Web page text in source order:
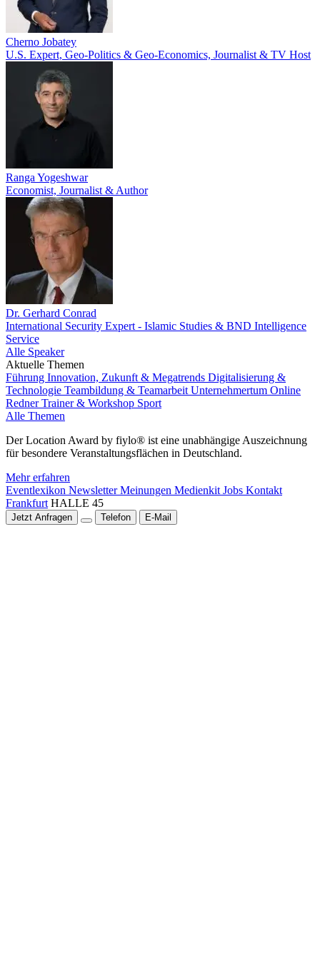
Cherno Jobatey
U.S. Expert, Geo-Politics & Geo-Economics, Journalist & TV Host
Ranga Yogeshwar
Economist, Journalist & Author
Dr. Gerhard Conrad
International Security Expert - Islamic Studies & BND Intelligence
Service
Alle Speaker
Aktuelle Themen
Führung Innovation, Zukunft & Megatrends Digitalisierung &
Technologie Teambildung & Teamarbeit Unternehmertum Online
RednerTrainer & Workshop Sport
Alle Themen
Der Location Award by fiylo® ist eine unabhängige Auszeichnung
für besondere Veranstaltungsflächen in Deutschland.
Mehr erfahren
Eventlexikon NewsletterMeinungen Medienkit Jobs Kontakt
Frankfurt HALLE 45
Jetzt Anfragen Telefon E-Mail